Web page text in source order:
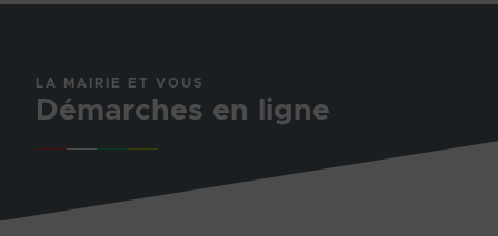
LA MAIRIE ET VOUS
Démarches en ligne